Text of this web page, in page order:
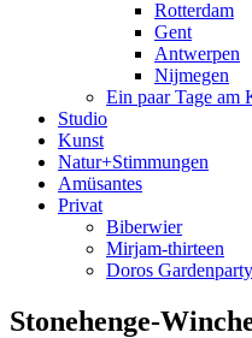
Rotterdam
Gent
Antwerpen
Nijmegen
Ein paar Tage am
Studio
Kunst
Natur+Stimmungen
Amüsantes
Privat
Biberwier
Mirjam-thirteen
Doros
Stonehenge-